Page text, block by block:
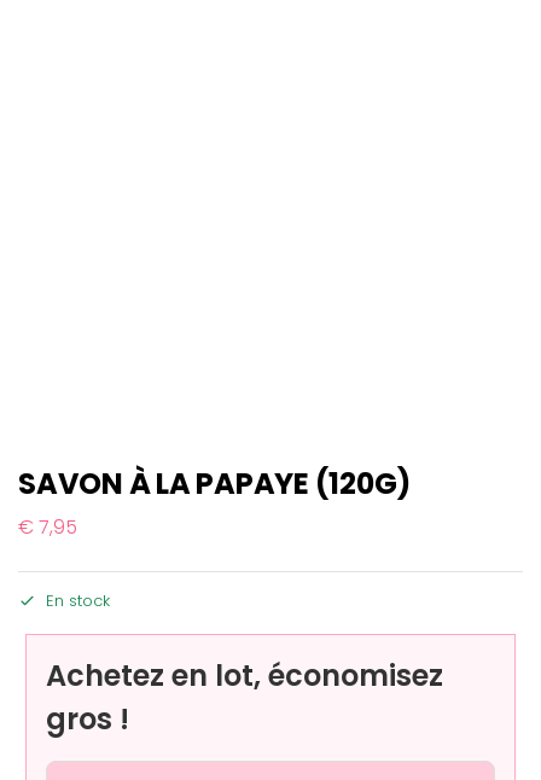
SAVON À LA PAPAYE (120G)
€7,95
En stock
Achetez en lot, économisez
gros !